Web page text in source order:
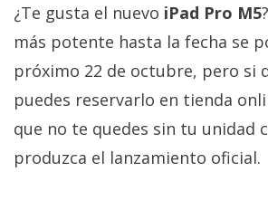
¿Te gusta el nuevo iPad Pro M5
más potente hasta la fecha se
próximo 22 de octubre, pero si
puedes reservarlo en tienda
que no te quedes sin tu unidad
produzca el lanzamiento oficial.